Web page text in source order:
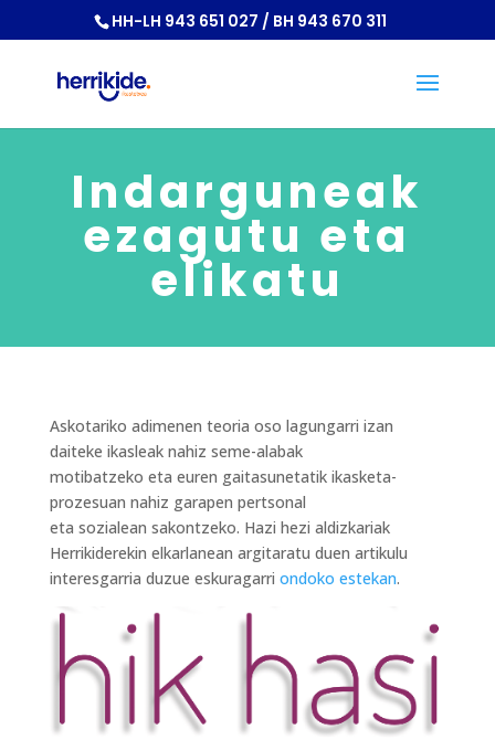
HH-LH 943 651 027 / BH 943 670 311
Indarguneak
ezagutu eta
elikatu
Askotariko adimenen teoria oso lagungarri izan
daiteke ikasleak nahiz seme-alabak
motibatzeko eta euren gaitasunetatik ikasketa-
prozesuan nahiz garapen pertsonal
eta sozialean sakontzeko. Hazi hezi aldizkariak
Herrikiderekin elkarlanean argitaratu duen artikulu
interesgarria duzue eskuragarri ondoko estekan.